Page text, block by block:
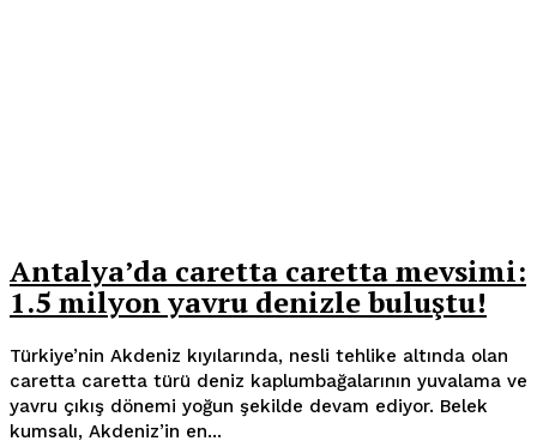
Antalya’da caretta caretta mevsimi:
1.5 milyon yavru denizle buluştu!
Türkiye’nin Akdeniz kıyılarında, nesli tehlike altında olan
caretta caretta türü deniz kaplumbağalarının yuvalama ve
yavru çıkış dönemi yoğun şekilde devam ediyor. Belek
kumsalı, Akdeniz’in en...